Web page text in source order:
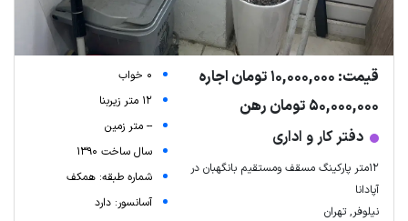
قیمت: 10,000,000 تومان اجاره
50,000,000 تومان رهن
دفتر کار و اداری
۱۲متر پارکینگ مسقف ومستقیم بانگهبان در
آپادانا
نیلوفر, تهران
0 خواب
12 متر زیربنا
-- متر زمین
سال ساخت 1390
شماره طبقه: همکف
آسانسور: دارد